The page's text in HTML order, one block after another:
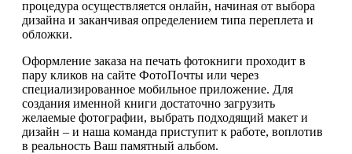
процедура осуществляется онлайн, начиная от выбора
дизайна и заканчивая определением типа переплета и
обложки.
Оформление заказа на печать фотокниги проходит в
пару кликов на сайте ФотоПочты или через
специализированное мобильное приложение. Для
создания именной книги достаточно загрузить
желаемые фотографии, выбрать подходящий макет и
дизайн – и наша команда приступит к работе, воплотив
в реальность Ваш памятный альбом.